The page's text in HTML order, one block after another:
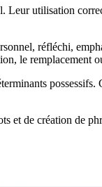
utilisation
réfléchi,
le remplacement
et de création de